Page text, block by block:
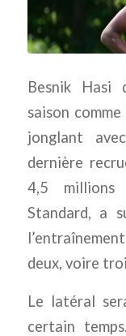
Besnik Hasi
saison
jonglant
dernière
4,5 millions
Standard, a
deux, voire
Le latéral
certain